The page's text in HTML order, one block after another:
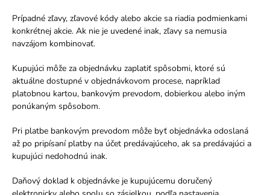
Prípadné zľavy, zľavové kódy alebo akcie sa riadia podmienkami
konkrétnej akcie. Ak nie je uvedené inak, zľavy sa nemusia
navzájom kombinovať.
Kupujúci môže za objednávku zaplatiť spôsobmi, ktoré sú
aktuálne dostupné v objednávkovom procese, napríklad
platobnou kartou, bankovým prevodom, dobierkou alebo iným
ponúkaným spôsobom.
Pri platbe bankovým prevodom môže byť objednávka odoslaná
až po pripísaní platby na účet predávajúceho, ak sa predávajúci a
kupujúci nedohodnú inak.
Daňový doklad k objednávke je kupujúcemu doručený